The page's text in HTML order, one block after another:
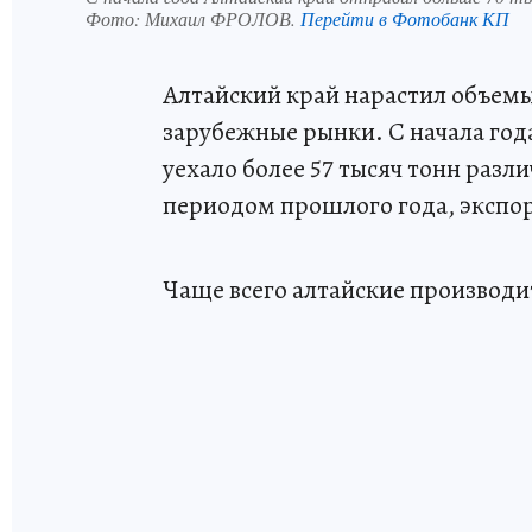
Фото: Михаил ФРОЛОВ. Перейти в Фотобанк КП
Алтайский край нарастил
зарубежные рынки. С начала
уехало более 57 тысяч тонн
периодом прошлого года,
Чаще всего алтайские